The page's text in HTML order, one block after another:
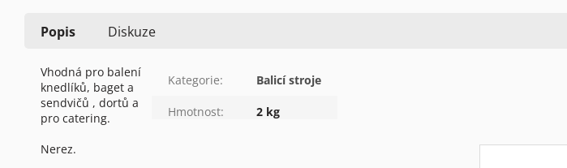
Popis Diskuze
Vhodná pro balení
knedlíků, baget a
sendvičů , dortů a
pro catering.
Nerez.
Kategorie: Balicí stroje
Hmotnost: 2 kg